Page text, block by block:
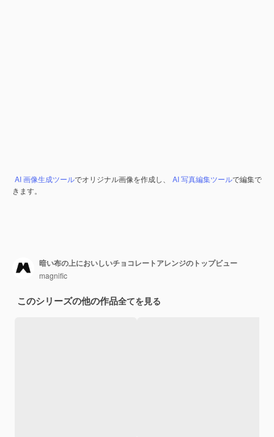
AI 画像生成ツールでオリジナル画像を作成し、 AI 写真編集ツールで編集で
きます。
暗い布の上においしいチョコレートアレンジのトップビュー
magnific
このシリーズの他の作品全てを見る